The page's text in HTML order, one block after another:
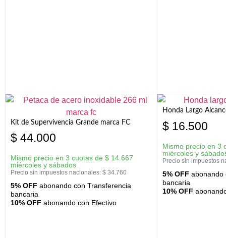
Kit de Supervivencia Grande marca FC
$ 44.000
Mismo precio en 3 cuotas de $ 14.667
miércoles y sábados
Precio sin impuestos nacionales: $ 34.760
5% OFF abonando con Transferencia
bancaria
10% OFF abonando con Efectivo
Honda Largo
$ 16.500
Mismo precio en 3
miércoles y
Precio sin impuestos
5% OFF abonando
bancaria
10% OFF